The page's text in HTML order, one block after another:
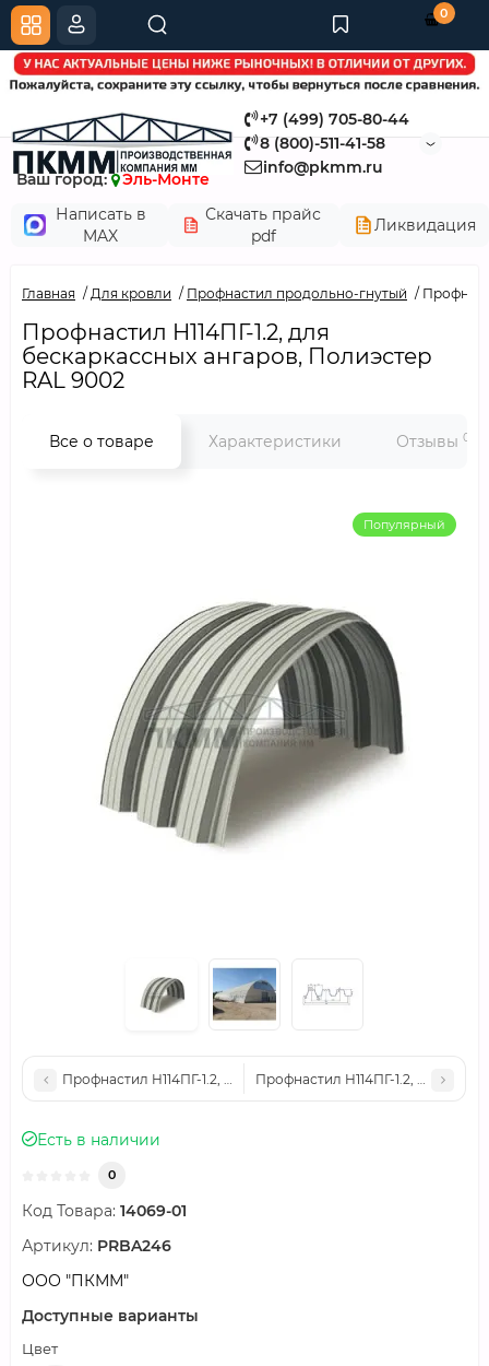
+7 (499) 705-80-44
8 (800)-511-41-58
info@pkmm.ru
Ваш город:
Эль-Монте
Написать в
MAX
Скачать прайс
pdf
Ликвидация
0
Главная Для кровли Профнастил продольно-гнутый
Профнастил H114ПГ-1.2, для
бескаркассных ангаров, Полиэстер
RAL 9002
Все о товаре Характеристики Отзывы 0
Популярный
Профнастил H114ПГ-1.2, для бескаркассных ангаров,
Профнастил H114ПГ-1.2, для
Есть в наличии
0
Код Товара: 14069-01
Артикул: PRBA246
ООО "ПКММ"
Доступные варианты
Цвет